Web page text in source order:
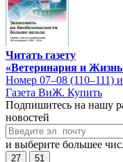
Читать газету
«Ветеринария и
Номер 07–08 (110–111)
Газета ВиЖ. Купить
Подпишитесь на нашу
новостей
и выберите большее
27 51